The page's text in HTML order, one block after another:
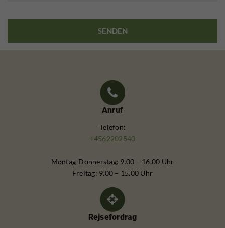
Anruf
Telefon:
+4562202540
Montag-Donnerstag: 9.00 – 16.00 Uhr
Freitag: 9.00 – 15.00 Uhr
Rejsefordrag